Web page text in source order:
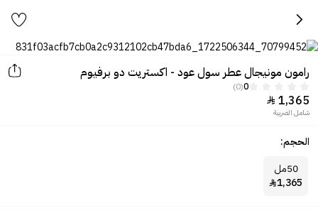
رامون مونيجال عطر سول عود - اكستريت دو برفيوم
0
(0)
1,365

شامل الضريبة
الحجم:
50مل
1,365
